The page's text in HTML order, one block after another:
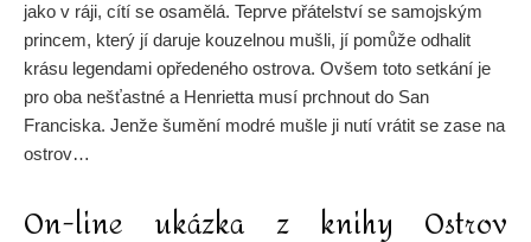
jako v ráji, cítí se osamělá. Teprve přátelství se samojským
princem, který jí daruje kouzelnou mušli, jí pomůže odhalit
krásu legendami opředeného ostrova. Ovšem toto setkání je
pro oba nešťastné a Henrietta musí prchnout do San
Franciska. Jenže šumění modré mušle ji nutí vrátit se zase na
ostrov…
On-line ukázka z knihy Ostrov